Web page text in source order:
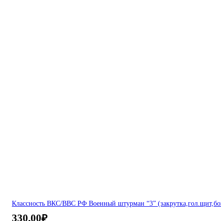
Классность ВКС/ВВС РФ Военный штурман “3”
330,00₽